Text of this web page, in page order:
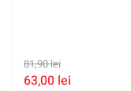
81,90lei
63,00 lei